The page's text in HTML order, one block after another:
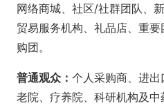
网络商城、社区/社群团队、
贸易服务机构、礼品店、重
购团。
普通观众： 个人采购商、进
老院、疗养院、科研机构及中